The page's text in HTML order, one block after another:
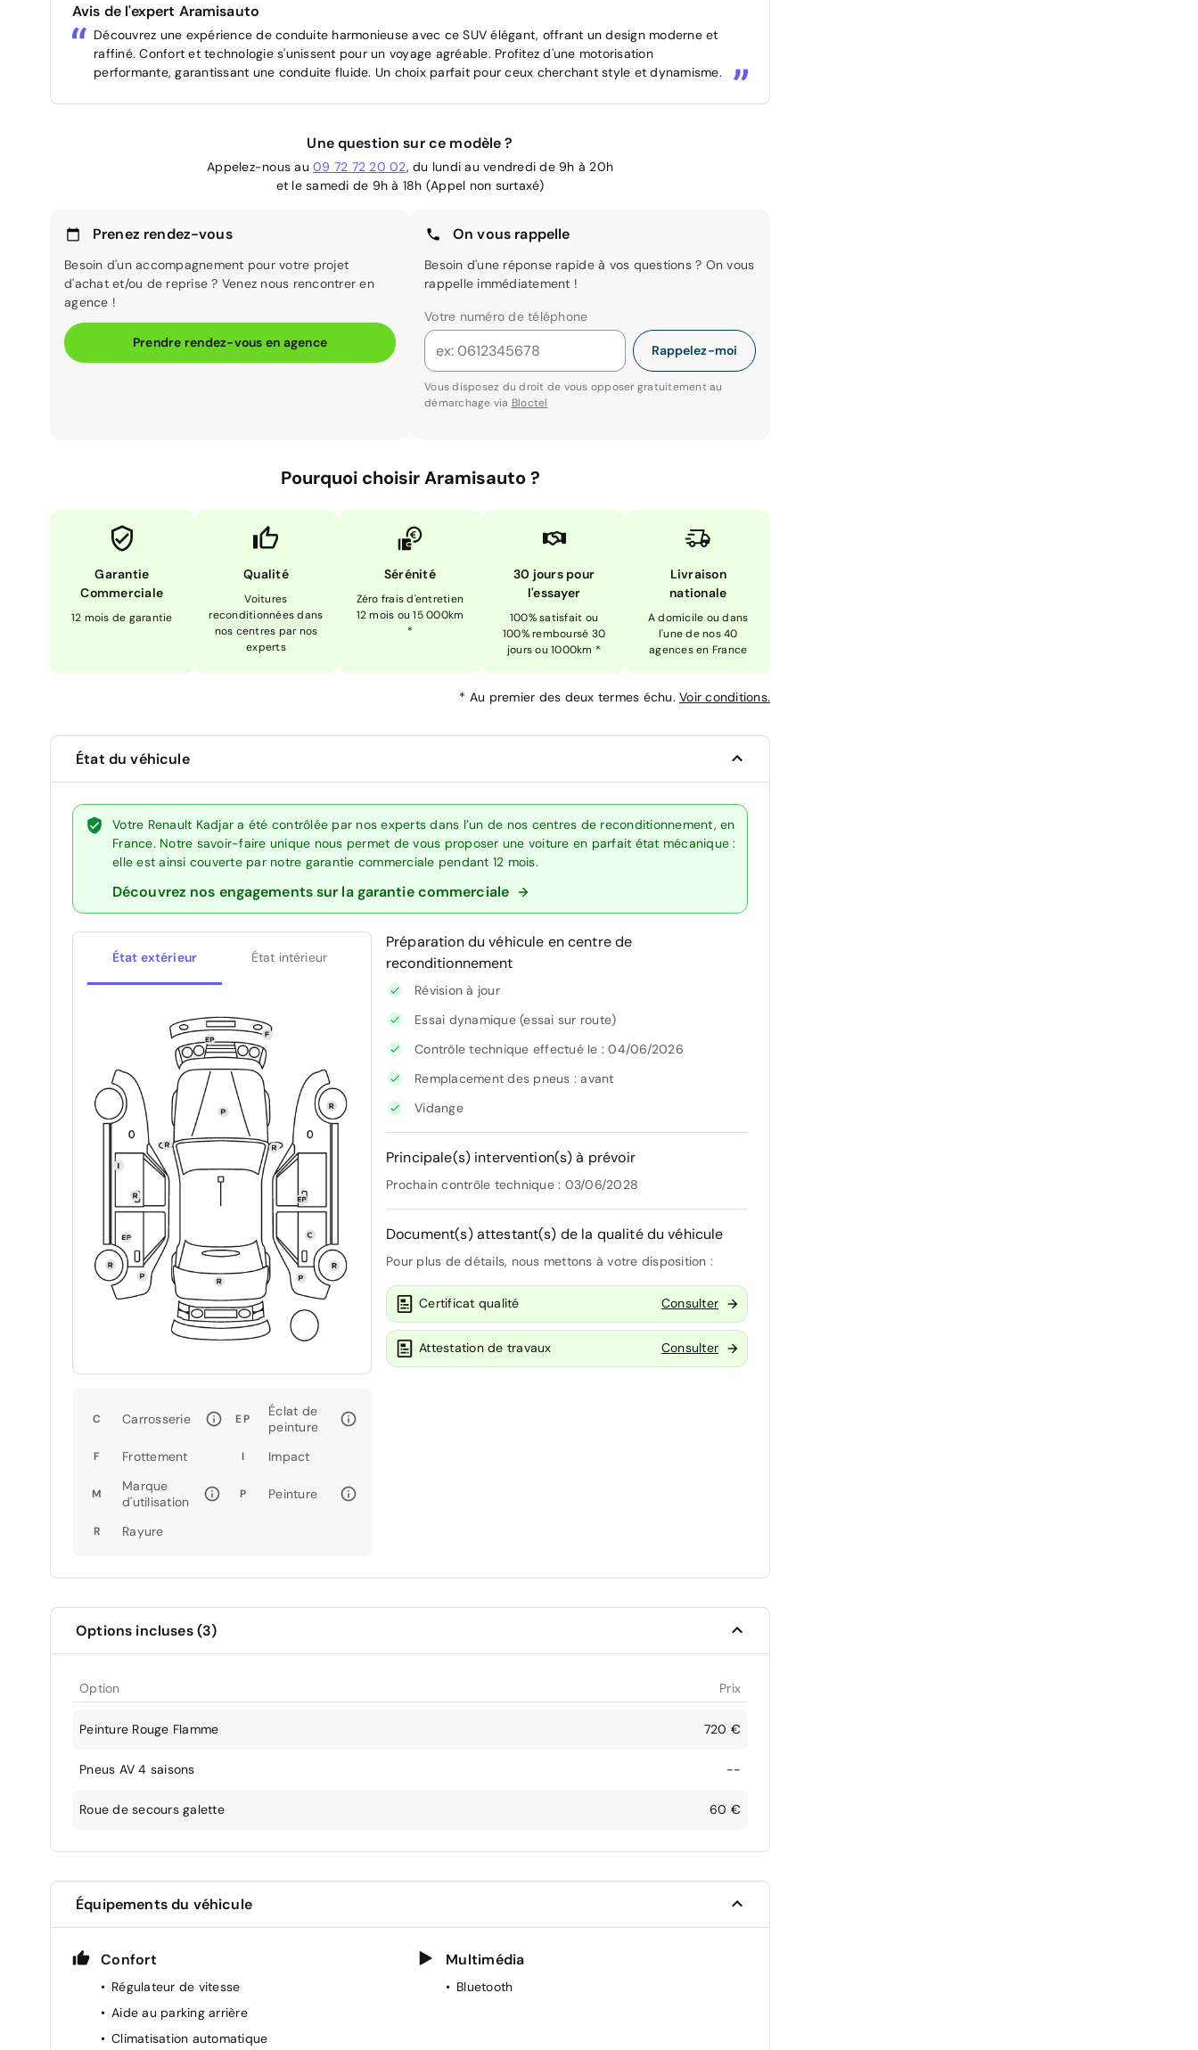
Avis de l'expert Aramisauto
Découvrez une expérience de conduite harmonieuse avec ce SUV élégant, offrant un design moderne et
raffiné. Confort et technologie s'unissent pour un voyage agréable. Profitez d'une motorisation
performante, garantissant une conduite fluide. Un choix parfait pour ceux cherchant style et dynamisme.
Une question sur ce modèle ?
Appelez-nous au 09 72 72 20 02, du lundi au vendredi de 9h à 20h
et le samedi de 9h à 18h (Appel non surtaxé)
Prenez rendez-vous
Besoin d'un accompagnement pour votre projet
d'achat et/ou de reprise ? Venez nous rencontrer en
agence !
Prendre rendez-vous en agence
On vous rappelle
Besoin d'une réponse rapide à vos questions ? On vous
rappelle immédiatement !
Votre numéro de téléphone
Rappelez-moi
Vous disposez du droit de vous opposer gratuitement au
démarchage via Bloctel
Pourquoi choisir Aramisauto ?
Garantie
Commerciale
12 mois de garantie
Qualité
Voitures
reconditionnées dans
nos centres par nos
experts
Sérénité
Zéro frais d'entretien
12 mois ou 15 000km
*
30 jours pour
l'essayer
100% satisfait ou
100% remboursé 30
jours ou 1000km *
Livraison
nationale
A domicile ou dans
l'une de nos 40
agences en France
* Au premier des deux termes échu. Voir conditions.
État du véhicule
Votre Renault Kadjar a été contrôlée par nos experts dans l’un de nos centres de reconditionnement, en
France. Notre savoir-faire unique nous permet de vous proposer une voiture en parfait état mécanique :
elle est ainsi couverte par notre garantie commerciale pendant 12 mois.
Découvrez nos engagements sur la garantie commerciale
État extérieur État intérieur
C Carrosserie EP
Éclat de
peinture
F Frottement I Impact
M
Marque
d'utilisation
P Peinture
R Rayure
Préparation du véhicule en centre de
reconditionnement
Révision à jour
Essai dynamique (essai sur route)
Contrôle technique effectué le : 04/06/2026
Remplacement des pneus : avant
Vidange
Principale(s) intervention(s) à prévoir
Prochain contrôle technique : 03/06/2028
Document(s) attestant(s) de la qualité du véhicule
Pour plus de détails, nous mettons à votre disposition :
Certificat qualité Consulter
Attestation de travaux Consulter
Options incluses (3)
Option Prix
Peinture Rouge Flamme 720 €
Pneus AV 4 saisons --
Roue de secours galette 60 €
Équipements du véhicule
Confort
Régulateur de vitesse
Aide au parking arrière
Climatisation automatique
Multimédia
Bluetooth